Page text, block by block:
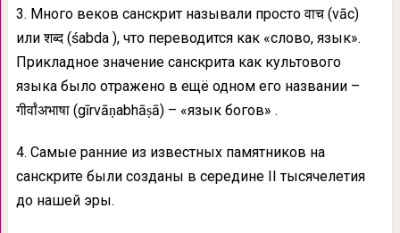
3. Много веков санскрит называли просто वाच (vāc)
или शब्द (śabda ), что переводится как «слово, язык».
Прикладное значение санскрита как культового
языка было отражено в ещё одном его названии –
गीर्वांअभाषा (gīrvāṇabhāṣā) – «язык богов» .
4. Самые ранние из известных памятников на
санскрите были созданы в середине II тысячелетия
до нашей эры.